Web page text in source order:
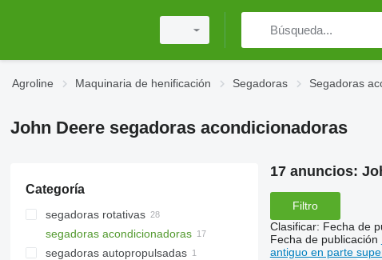
Agroline Maquinaria de henificación Segadoras Segadoras
John Deere segadoras acondicionadoras
Categoría
segadoras rotativas
segadoras acondicionadoras
segadoras autopropulsadas
17 anuncios:
Filtro
Clasificar: Fecha de
Fecha de publicación
antiguo en parte